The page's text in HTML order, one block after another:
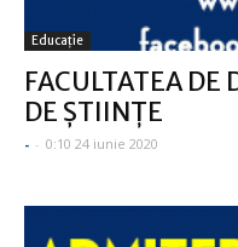
Educație
FACULTATEA DE
DE ŞTIINŢE
- - 0:10 24 iunie 2020